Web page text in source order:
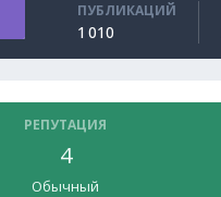
ПУБЛИКАЦИЙ
1 010
РЕПУТАЦИЯ
4
Обычный